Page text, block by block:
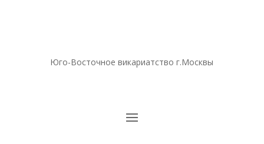
Юго-Восточное викариатство г.Москвы